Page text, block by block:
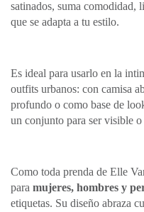
satinados, suma comodidad,
que se adapta a tu estilo.
Es ideal para usarlo en la
outfits urbanos: con camisa
profundo o como base de
un conjunto para ser visible
Como toda prenda de Elle
para mujeres, hombres y
etiquetas. Su diseño abraza